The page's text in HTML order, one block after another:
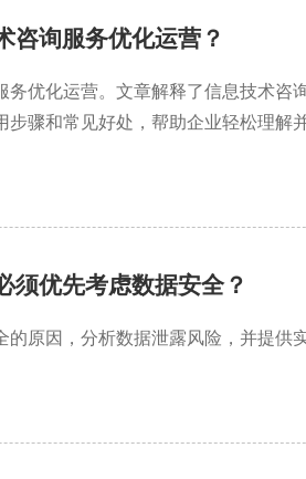
咨询服务优化运营？
优化运营。文章解释了信息技术咨
骤和常见好处，帮助企业轻松理解并
须优先考虑数据安全？
原因，分析数据泄露风险，并提供实